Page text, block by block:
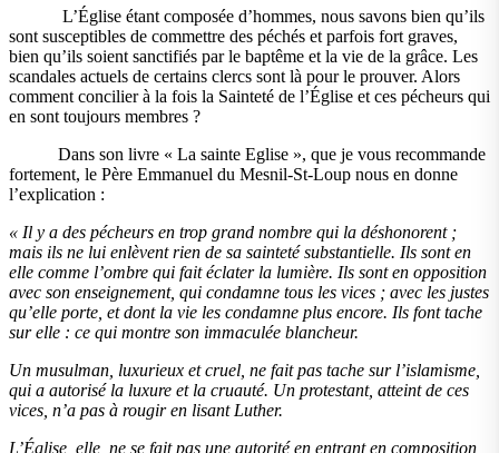
L’Église étant composée d’hommes, nous savons bien qu’ils
sont susceptibles de commettre des péchés et parfois fort graves,
bien qu’ils soient sanctifiés par le baptême et la vie de la grâce. Les
scandales actuels de certains clercs sont là pour le prouver. Alors
comment concilier à la fois la Sainteté de l’Église et ces pécheurs qui
en sont toujours membres ?
Dans son livre « La sainte Eglise », que je vous recommande
fortement, le Père Emmanuel du Mesnil-St-Loup nous en donne
l’explication :
« Il y a des pécheurs en trop grand nombre qui la déshonorent ;
mais ils ne lui enlèvent rien de sa sainteté substantielle. Ils sont en
elle comme l’ombre qui fait éclater la lumière. Ils sont en opposition
avec son enseignement, qui condamne tous les vices ; avec les justes
qu’elle porte, et dont la vie les condamne plus encore. Ils font tache
sur elle : ce qui montre son immaculée blancheur.
Un musulman, luxurieux et cruel, ne fait pas tache sur l’islamisme,
qui a autorisé la luxure et la cruauté. Un protestant, atteint de ces
vices, n’a pas à rougir en lisant Luther.
L’Église, elle, ne se fait pas une autorité en entrant en composition